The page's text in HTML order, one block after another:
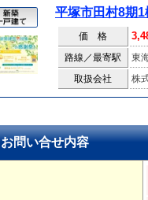
平塚市田村8期1
価 格
路線／最寄駅
東
取扱会社
株
お問い合せ内容